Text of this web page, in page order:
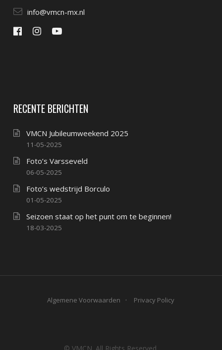
info@vmcn-mx.nl
RECENTE BERICHTEN
VMCN Jubileumweekend 2025
11-05-2025
Foto’s Varsseveld
06-05-2025
Foto’s wedstrijd Borculo
01-05-2025
Seizoen staat op het punt om te beginnen!
18-03-2025
Algemene Voorwaarden Privacy Policy